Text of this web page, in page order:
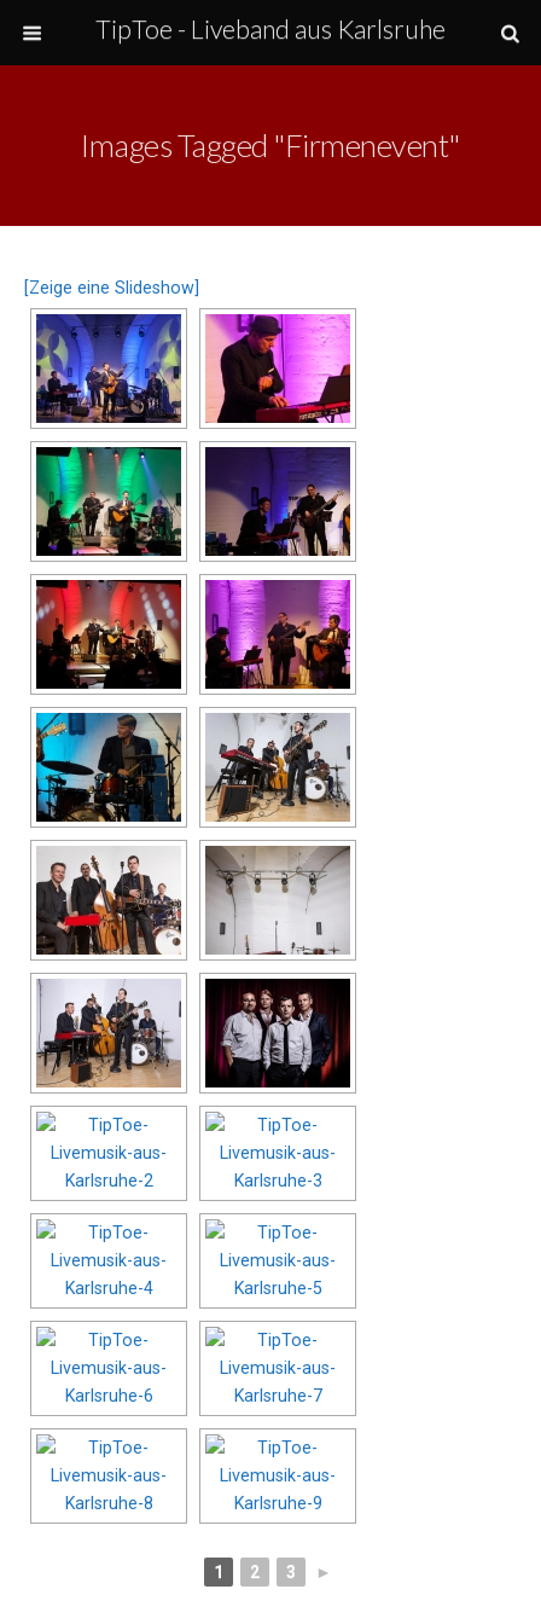
TipToe - Liveband aus Karlsruhe
Images Tagged "firmenevent"
[Zeige eine Slideshow]
1 2 3 ►